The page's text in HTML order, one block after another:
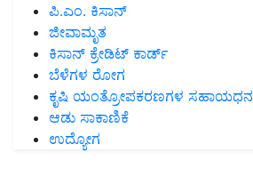
ಪಿ.ಎಂ. ಕಿಸಾನ್
ಜೀವಾಮೃತ
ಕಿಸಾನ್ ಕ್ರೇಡಿಟ್ ಕಾರ್ಡ್
ಬೆಳೆಗಳ ರೋಗ
ಕೃಷಿ ಯಂತ್ರೋಪಕರಣಗಳ ಸಹಾಯಧನ
ಆಡು ಸಾಕಾಣಿಕೆ
ಉದ್ಯೋಗ